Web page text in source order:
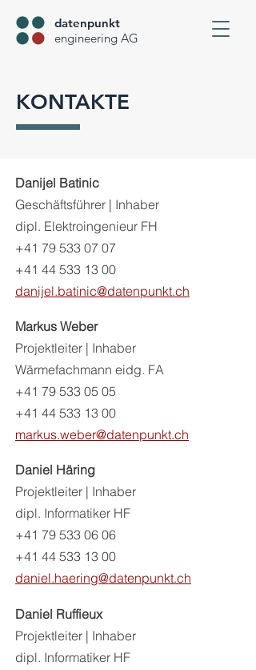
datenpunkt
engineering AG
KONTAKTE
Danijel Batinic
Geschäftsführer | Inhaber
dipl. Elektroingenieur FH
+41 79 533 07 07
+41 44 533 13 00
danijel.batinic@datenpunkt.ch
Daniel Häring
Projektleiter | Inhaber
dipl. Informatiker HF
+41 79 533 06 06
+41 44 533 13 00
daniel.haering@datenpunkt.ch
Daniel Ruffieux
Projektleiter | Inhaber
dipl. Informatiker HF
Markus Weber
Projektleiter | Inhaber
Wärmefachmann eidg. FA
+41 79 533 05 05
+41 44 533 13 00
markus.weber@datenpunkt.ch